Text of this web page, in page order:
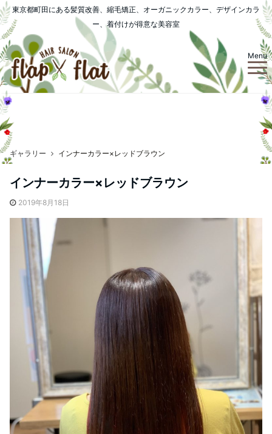
東京都町田にある髪質改善、縮毛矯正、オーガニックカラー、デザインカラ
ー、着付けが得意な美容室
Menu
ギャラリー インナーカラー×レッドブラウン
インナーカラー×レッドブラウン
2019年8月18日